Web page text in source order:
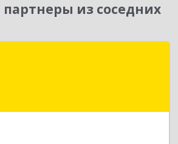
из соседних
обл, Волгоград г, им